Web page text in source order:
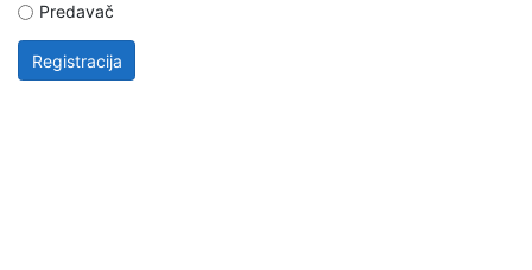
Predavač
Registracija